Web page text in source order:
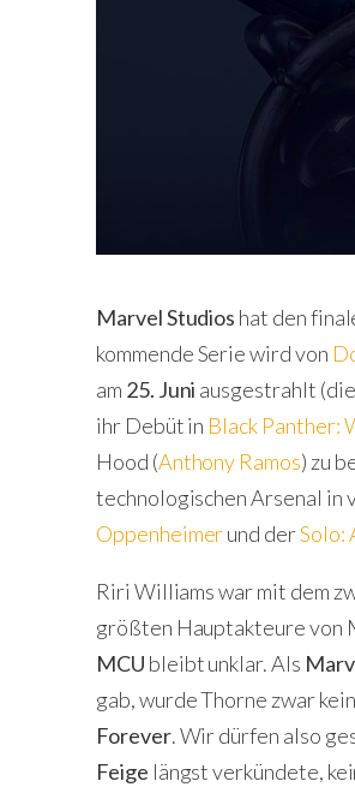
Marvel Studios hat den
kommende Serie wird von
am 25. Juni ausgestrahlt
ihr Debüt in Black Panther:
Hood (Anthony Ramos) zu
technologischen Arsenal in
Oppenheimerund derSolo:
Riri Williams war mit dem
größten Hauptakteure von
MCU bleibt unklar. Als
gab, wurde Thorne zwar
Forever. Wir dürfen also
Feige längst verkündete,